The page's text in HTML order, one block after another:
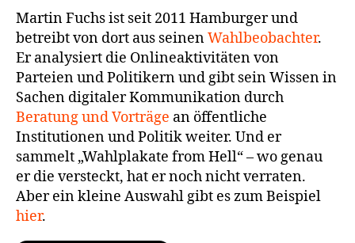
Martin Fuchs ist seit 2011 Hamburger und
betreibt von dort aus seinenWahlbeobachter.
Er analysiert die Onlineaktivitäten von
Parteien und Politikern und gibt sein Wissen in
Sachen digitaler Kommunikation durch
Beratung und Vorträge an öffentliche
Institutionen und Politik weiter. Und er
sammelt „Wahlplakate from Hell“ – wo genau
er die versteckt, hat er noch nicht verraten.
Aber ein kleine Auswahl gibt es zum Beispiel
hier.